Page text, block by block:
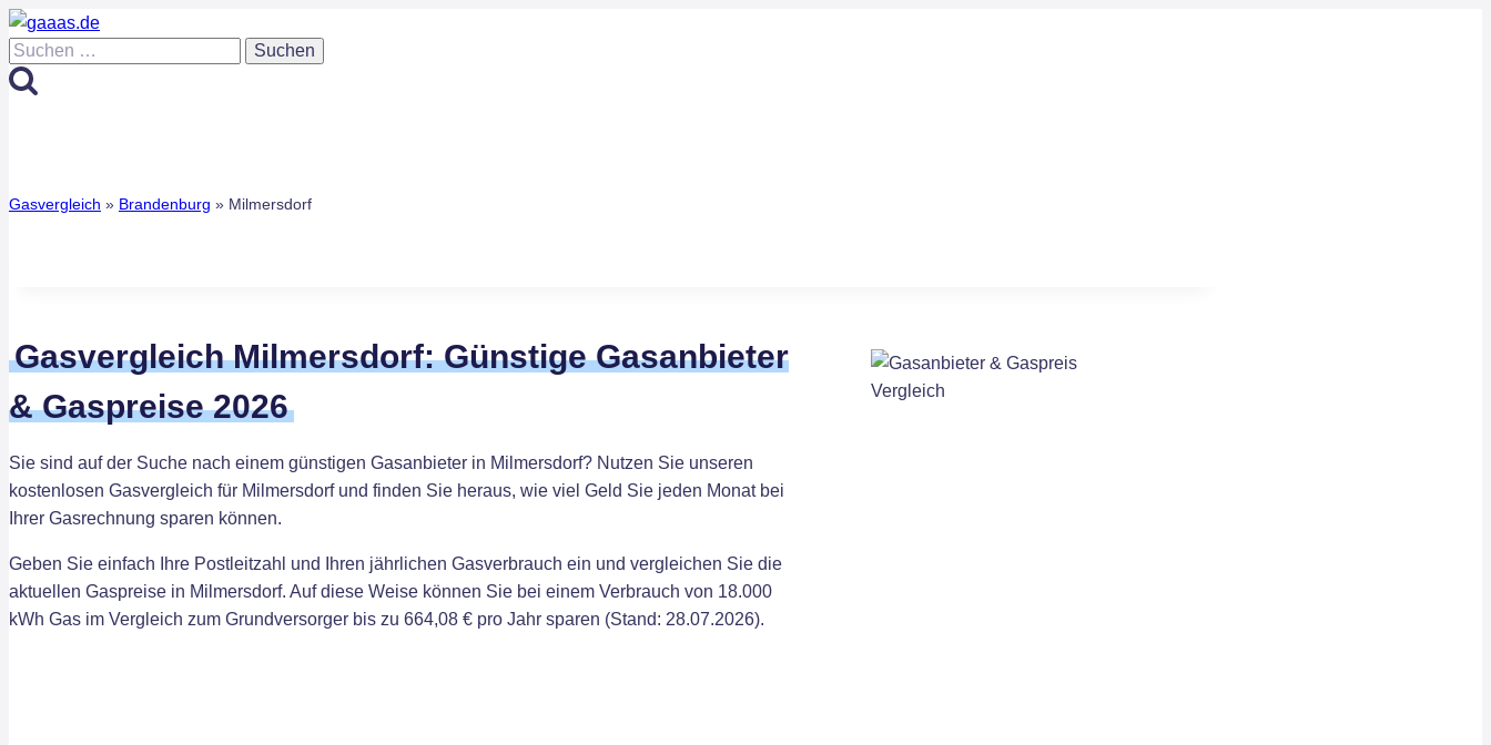
Zum
Inhalt
springen
Suchen
nach:
Gasvergleich » Brandenburg » Milmersdorf
Gasvergleich Milmersdorf: Günstige Gasanbieter
& Gaspreise 2026
Sie sind auf der Suche nach einem günstigen Gasanbieter in Milmersdorf? Nutzen Sie unseren
kostenlosen Gasvergleich für Milmersdorf und finden Sie heraus, wie viel Geld Sie jeden Monat bei
Ihrer Gasrechnung sparen können.
Geben Sie einfach Ihre Postleitzahl und Ihren jährlichen Gasverbrauch ein und vergleichen Sie die
aktuellen Gaspreise in Milmersdorf. Auf diese Weise können Sie bei einem Verbrauch von 18.000
kWh Gas im Vergleich zum Grundversorger bis zu 664,08 € pro Jahr sparen (Stand: 28.07.2026).